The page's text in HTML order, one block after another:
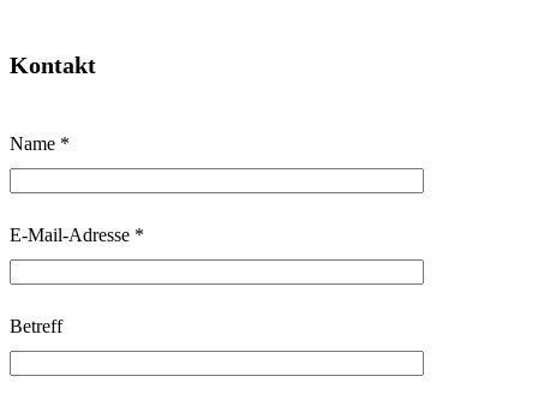
Kontakt
t
t
e
a
s
Name *
E-Mail-Adresse *
Betreff